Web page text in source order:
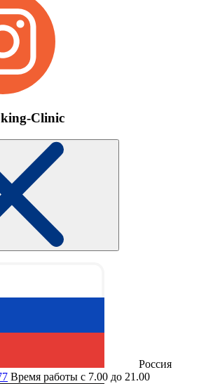
Clinic
Россия
Время работы с 7.00 до 21.00